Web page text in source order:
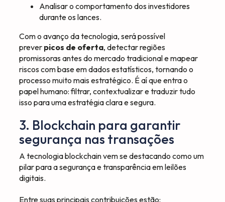
Analisar o comportamento dos investidores
durante os lances.
Com o avanço da tecnologia, será possível
prever picos de oferta, detectar regiões
promissoras antes do mercado tradicional e mapear
riscos com base em dados estatísticos, tornando o
processo muito mais estratégico. É aí que entra o
papel humano: filtrar, contextualizar e traduzir tudo
isso para uma estratégia clara e segura.
3. Blockchain para garantir
segurança nas transações
A tecnologia blockchain vem se destacando como um
pilar para a segurança e transparência em leilões
digitais.
Entre suas principais contribuições estão: